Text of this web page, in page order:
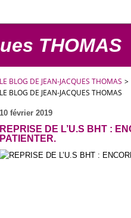
THOMAS
LE BLOG DE JEAN-JACQUES THOMAS >
LE BLOG DE JEAN-JACQUES THOMAS
10 février 2019
REPRISE DE L’U.S BHT :
PATIENTER.